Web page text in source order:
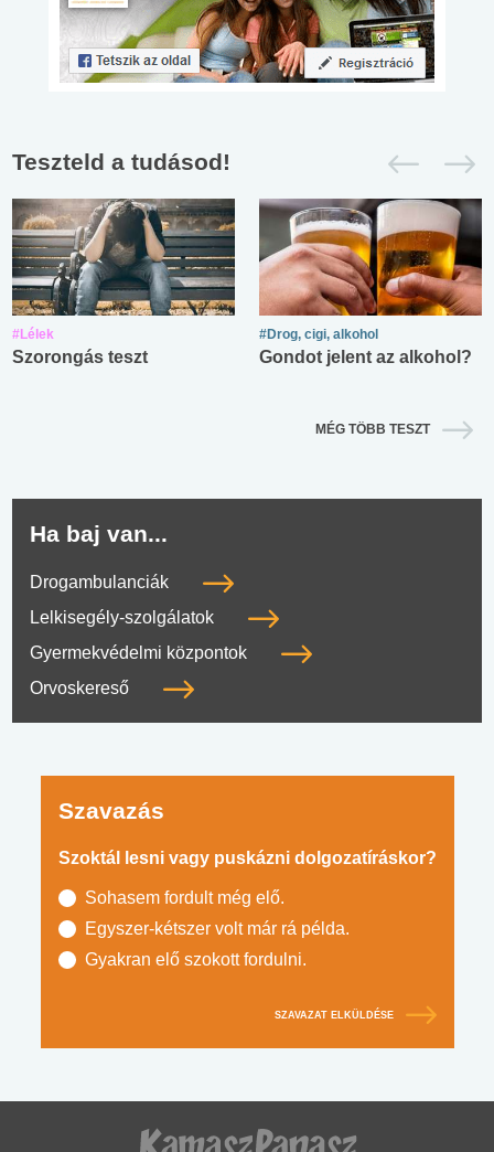
Teszteld a tudásod!
#Lélek
Szorongás teszt
#Drog, cigi, alkohol
Gondot jelent az alkohol?
MÉG TÖBB TESZT
Ha baj van...
Drogambulanciák
Lelkisegély-szolgálatok
Gyermekvédelmi központok
Orvoskereső
Szavazás
Szoktál lesni vagy puskázni dolgozatíráskor?
Sohasem fordult még elő.
Egyszer-kétszer volt már rá példa.
Gyakran elő szokott fordulni.
SZAVAZAT ELKÜLDÉSE